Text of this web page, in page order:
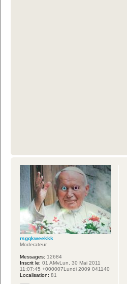
rsgqkweekkk
Moderateur
Messages: 12684
Inscrit le: 01 AMvLun, 30 Mai 2011
11:07:45 +000007Lundi 2009 041140
Localisation: 81